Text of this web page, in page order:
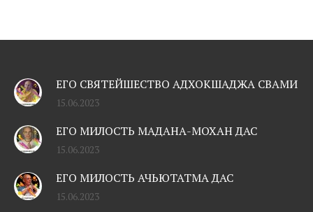
ЕГО СВЯТЕЙШЕСТВО АДХОКШАДЖА СВАМИ
15.06.2023
ЕГО МИЛОСТЬ МАДАНА-МОХАН ДАС
15.06.2023
ЕГО МИЛОСТЬ АЧЬЮТАТМА ДАС
15.06.2023